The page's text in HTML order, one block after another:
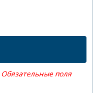
Обязательные поля